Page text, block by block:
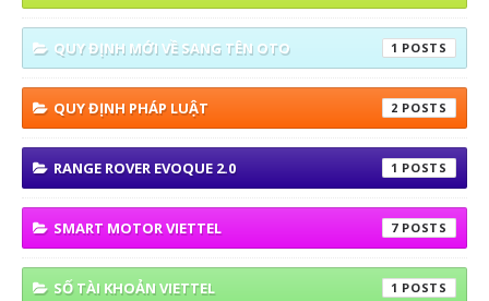
QUY ĐỊNH MỚI VỀ SANG TÊN OTO 1
QUY ĐỊNH PHÁP LUẬT 2
RANGE ROVER EVOQUE 2.0 1
SMART MOTOR VIETTEL 7
SỐ TÀI KHOẢN VIETTEL 1